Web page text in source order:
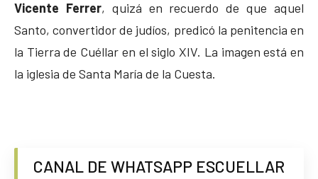
Vicente Ferrer, quizá en recuerdo de que aquel
Santo, convertidor de judíos, predicó la penitencia en
la Tierra de Cuéllar en el siglo XIV. La imagen está en
la iglesia de Santa María de la Cuesta.
CANAL DE WHATSAPP ESCUELLAR